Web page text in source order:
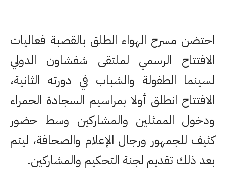
احتضن مسرح الهواء الطلق بالقصبة فعاليات
الافتتاح الرسمي لملتقى شفشاون الدولي
لسينما الطفولة والشباب في دورته الثانية،
الافتتاح انطلق أولا بمراسيم السجادة الحمراء
ودخول الممثلين والمشاركين وسط حضور
كثيف للجمهور ورجال الإعلام والصحافة، ليتم
بعد ذلك تقديم لجنة التحكيم والمشاركين.